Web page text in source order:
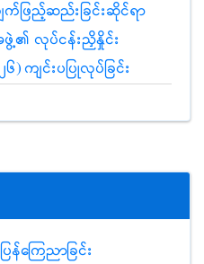
ဖြည့်ဆည်းခြင်းဆိုင်ရာ
ဖွဲ့၏ လုပ်ငန်းညှိနှိုင်း
ကျင်းပပြုလုပ်ခြင်း
ကြေညာခြင်း